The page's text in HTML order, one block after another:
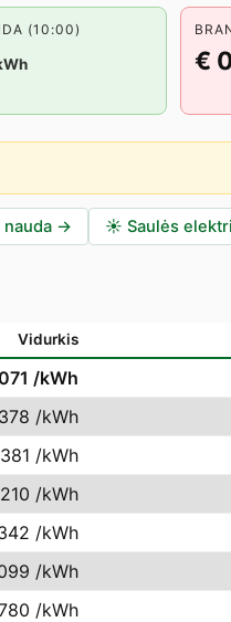
(10:00)
€
→ ☀️ Saulės
Vidurkis
/kWh
/kWh
/kWh
/kWh
/kWh
/kWh
/kWh